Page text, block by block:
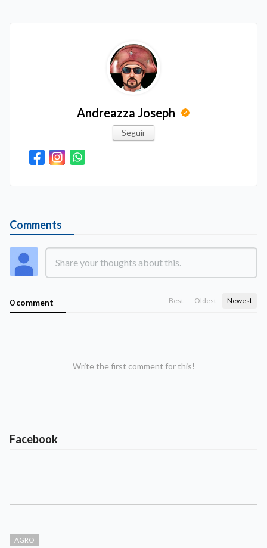
Andreazza Joseph
Seguir
Comments
0 comment Best Oldest Newest
Write the first comment for this!
Facebook
AGRO